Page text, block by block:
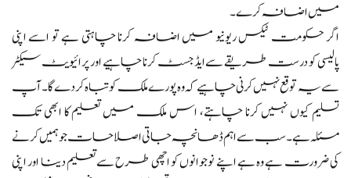
میں اضافہ کرے۔
اگر حکومت ٹیکس ریونیو میں اضافہ کرنا چاہتی ہے تو اسے اپنی
پالیسی کو درست طریقے سے ایڈجسٹ کرنا چاہیے اور پرائیویٹ سیکٹر
سے یہ توقع نہیں کرنی چاہیے کہ وہ پورے ملک کو تباہ کر دے گا۔ آپ
تسلیم کیوں نہیں کرنا چاہتے، اس ملک میں تعلیم کا ابھی تک
مسئلہ ہے۔ سب سے اہم ڈھانچہ جاتی اصلاحات جو ہمیں کرنے
کی ضرورت ہے وہ ہے اپنے نوجوانوں کو اچھی طرح سے تعلیم دینا اور اپنی